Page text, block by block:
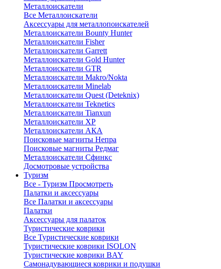
Металлоискатели
Все Металлоискатели
Аксессуары для металлопоискателей
Металлоискатели Bounty Hunter
Металлоискатели Fisher
Металлоискатели Garrett
Металлоискатели Gold Hunter
Металлоискатели GTR
Металлоискатели Makro/Nokta
Металлоискатели Minelab
Металлоискатели Quest (Deteknix)
Металлоискатели Teknetics
Металлоискатели Tianxun
Металлоискатели XP
Металлоискатели АКА
Поисковые магниты Непра
Поисковые магниты Редмаг
Металлоискатели Сфинкс
Досмотровые устройства
Туризм
Все - Туризм Просмотреть
Палатки и аксессуары
Все Палатки и аксессуары
Палатки
Аксессуары для палаток
Туристические коврики
Все Туристические коврики
Туристические коврики ISOLON
Туристические коврики BAY
Самонадувающиеся коврики и подушки